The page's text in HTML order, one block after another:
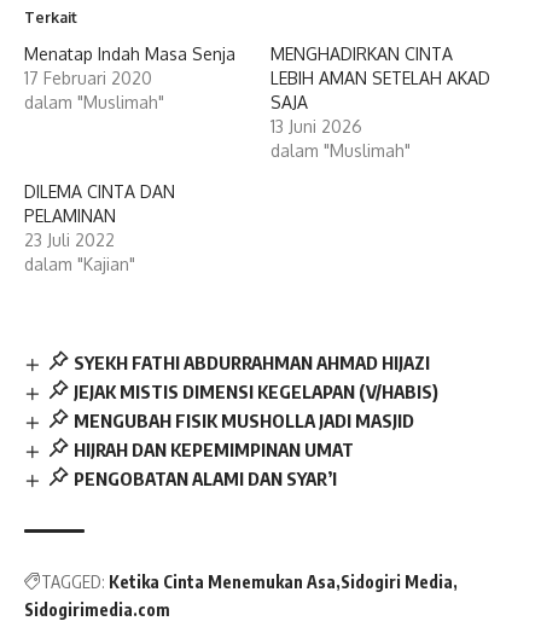
Terkait
Menatap Indah Masa Senja
17 Februari 2020
dalam "Muslimah"
MENGHADIRKAN CINTA
LEBIH AMAN SETELAH AKAD
SAJA
13 Juni 2026
dalam "Muslimah"
DILEMA CINTA DAN
PELAMINAN
23 Juli 2022
dalam "Kajian"
SYEKH FATHI ABDURRAHMAN AHMAD HIJAZI
JEJAK MISTIS DIMENSI KEGELAPAN (V/HABIS)
MENGUBAH FISIK MUSHOLLA JADI MASJID
HIJRAH DAN KEPEMIMPINAN UMAT
PENGOBATAN ALAMI DAN SYAR’I
TAGGED: Ketika Cinta Menemukan Asa Sidogiri Media
Sidogirimedia.com